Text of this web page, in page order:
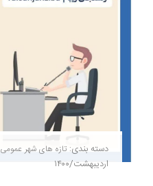
دسته بندی: تازه های شهر عمومی
اردیبهشت/۱۴۰۰